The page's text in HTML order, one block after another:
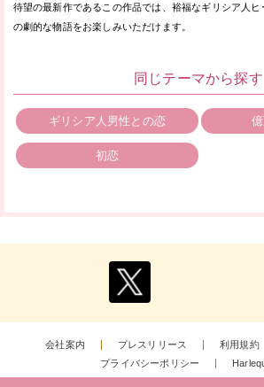
待望の最新作であるこの作品では、裕福なギリシア人
の劇的な物語をお楽しみいただけます。
同じテーマから探す
ギリシア人男性との恋
初恋
会社案内 プレスリリース 利用規約
プライバシーポリシー